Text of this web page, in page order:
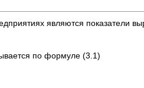
являются показатели
по формуле (3.1)